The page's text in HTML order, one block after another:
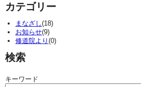
カテゴリー
まなざし(18)
お知らせ(9)
修道院より (0)
検索
キーワード